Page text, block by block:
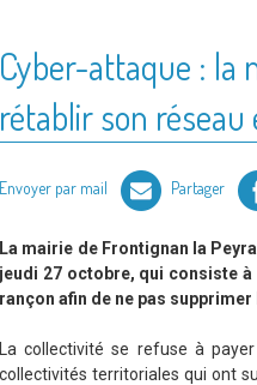
Cyber-attaque : la
rétablir son réseau
Envoyer par mail Partager
La mairie de Frontignan la
jeudi 27 octobre, qui consiste
rançon afin de ne pas
La collectivité se refuse à
collectivités territoriales qui ont